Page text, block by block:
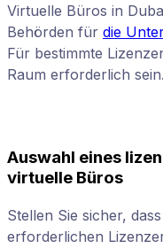
Virtuelle Büros in
Behörden für die
Für bestimmte
Raum erforderlich sein.
Auswahl eines
virtuelle Büros
Stellen Sie sicher,
erforderlichen